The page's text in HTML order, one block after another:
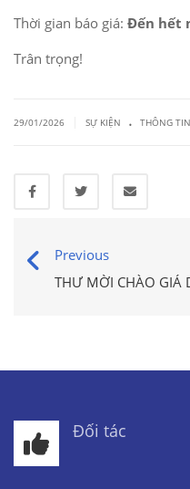
Thời gian báo giá: Đến hết
Trân trọng!
29/01/2026 SỰ KIỆN . THÔNG
Previous
THƯ MỜI CHÀO GIÁ
Đối tác